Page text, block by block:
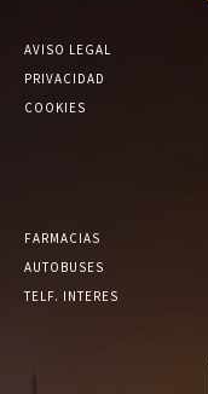
AVISO LEGAL
PRIVACIDAD
COOKIES
FARMACIAS
AUTOBUSES
TELF. INTERES